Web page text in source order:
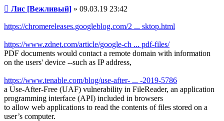
Сообщение
Лис [Вежливый] » 09.03.19 23:42
https://chromereleases.googleblog.com/2 ... sktop.html
https://www.zdnet.com/article/google-ch ... pdf-files/
PDF documents would contact a remote domain with information
on the users' device --such as IP address,
https://www.tenable.com/blog/use-after- ... -2019-5786
a Use-After-Free (UAF) vulnerability in FileReader, an application
programming interface (API) included in browsers
to allow web applications to read the contents of files stored on a
user’s computer.